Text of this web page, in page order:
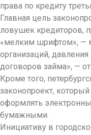
права по кредиту
Главная цель
ловушек кредиторов,
«мелким шрифтом», —
организаций,
договоров займа», —
Кроме того,
законопроект,
оформлять
бумажными.
Инициативу в